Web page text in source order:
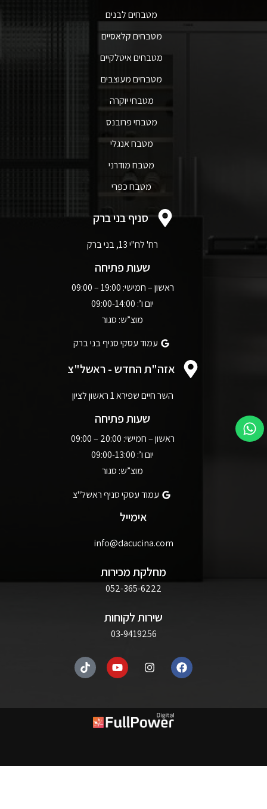
מטבחים לבנים
מטבחים קלאסיים
מטבחים איטלקיים
מטבחים מעוצבים
מטבחי יוקרה
מטבחי פרובנס
מטבח אנגלי
מטבח מודרני
מטבח כפרי
סניף בני ברק
רח' לח"י 13, בני ברק
שעות פתיחה
ראשון – חמישי: 19:00 – 09:00
יום ו’: 09:00-14:00
מוצ”ש: סגור
עמוד עסקי סניף בני ברק
אזה"ת החדש - ראשל"צ
השר חיים שפירא 1 ראשון לציון
שעות פתיחה
ראשון – חמישי: 20:00 – 09:00
יום ו’: 09:00-13:00
מוצ”ש: סגור
עמוד עסקי סניף ראשל"צ
אימייל
info@dacucina.com
מחלקת מכירות
052-365-6222
שירות לקוחות
03-9419256